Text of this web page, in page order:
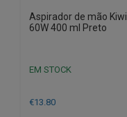
Aspirador de mão Kiwi
60W 400 ml Preto
EM STOCK
€13.80